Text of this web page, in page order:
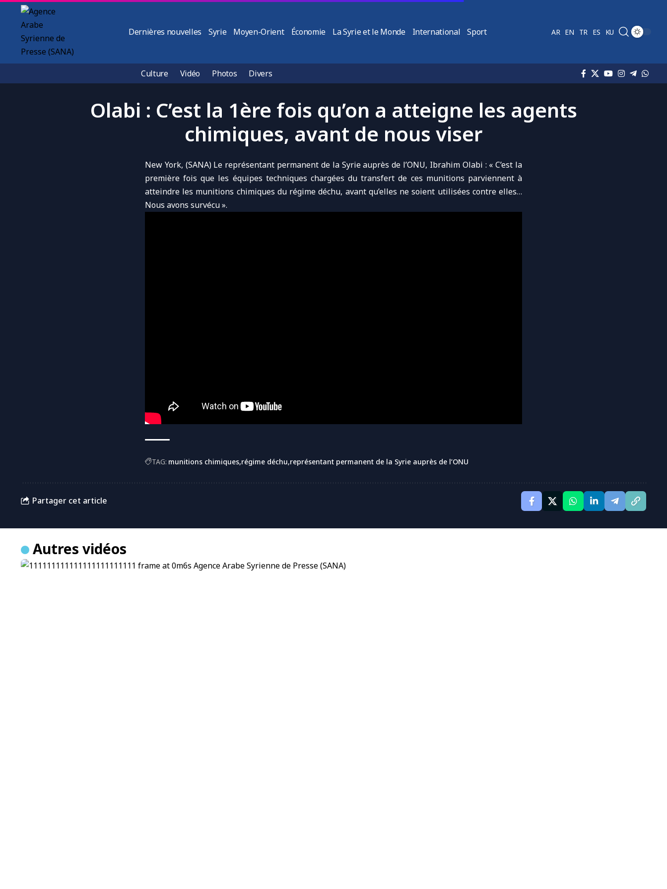
Dernières nouvelles Syrie Moyen-Orient Économie La Syrie et le Monde International Sport AR EN TR ES KU
Culture Vidéo Photos Divers
Olabi : C’est la 1ère fois qu’on a atteigne les agents
chimiques, avant de nous viser
New York, (SANA) Le représentant permanent de la Syrie auprès de l’ONU, Ibrahim Olabi : « C’est la
première fois que les équipes techniques chargées du transfert de ces munitions parviennent à
atteindre les munitions chimiques du régime déchu, avant qu’elles ne soient utilisées contre elles…
Nous avons survécu ».
TAG: munitions chimiques régime déchu représentant permanent de la Syrie auprès de l’ONU
Partager cet article
Autres vidéos